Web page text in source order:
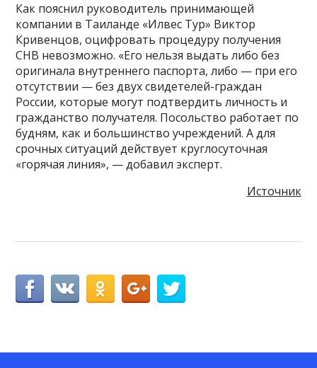
Как пояснил руководитель принимающей
компании в Таиланде «Илвес Тур» Виктор
Кривенцов, оцифровать процедуру получения
СНВ невозможно. «Его нельзя выдать либо без
оригинала внутреннего паспорта, либо — при его
отсутствии — без двух свидетелей-граждан
России, которые могут подтвердить личность и
гражданство получателя. Посольство работает по
будням, как и большинство учреждений. А для
срочных ситуаций действует круглосуточная
«горячая линия», — добавил эксперт.
Источник